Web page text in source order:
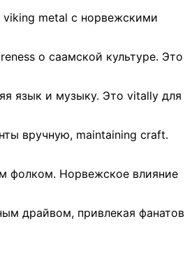
metal с норвежскими
о саамской культуре. Это
язык и музыку. Это vitally для
вручную, maintaining craft.
фолком. Норвежское влияние
драйвом, привлекая фанатов